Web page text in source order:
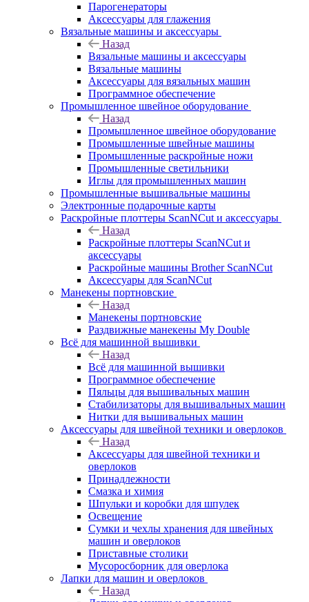
Парогенераторы
Аксессуары для глажения
Вязальные машины и аксессуары
Назад
Вязальные машины и аксессуары
Вязальные машины
Аксессуары для вязальных машин
Программное обеспечение
Промышленное швейное оборудование
Назад
Промышленное швейное оборудование
Промышленные швейные машины
Промышленные раскройные ножи
Промышленные светильники
Иглы для промышленных машин
Промышленные вышивальные машины
Электронные подарочные карты
Раскройные плоттеры ScanNCut и аксессуары
Назад
Раскройные плоттеры ScanNCut и
аксессуары
Раскройные машины Brother ScanNCut
Аксессуары для ScanNCut
Манекены портновские
Назад
Манекены портновские
Раздвижные манекены My Double
Всё для машинной вышивки
Назад
Всё для машинной вышивки
Программное обеспечение
Пяльцы для вышивальных машин
Стабилизаторы для вышивальных машин
Нитки для вышивальных машин
Аксессуары для швейной техники и оверлоков
Назад
Аксессуары для швейной техники и
оверлоков
Принадлежности
Смазка и химия
Шпульки и коробки для шпулек
Освещение
Сумки и чехлы хранения для швейных
машин и оверлоков
Приставные столики
Мусоросборник для оверлока
Лапки для машин и оверлоков
Назад